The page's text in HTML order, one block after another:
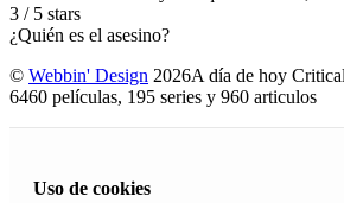
3 / 5 stars
¿Quién es el asesino?
© Webbin' Design 2026A día de hoy
6460 películas, 195 series y 960 articulos
Uso de cookies